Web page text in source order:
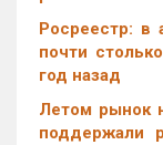
Росреестр: в
почти
год назад
Летом рынок
поддержали